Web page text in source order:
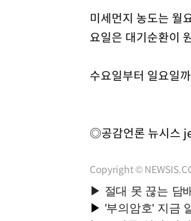
미세먼지 농도는 월
요일은 대기순환이
수요일부터 일요일
◎공감언론 뉴시스
Copyright ©